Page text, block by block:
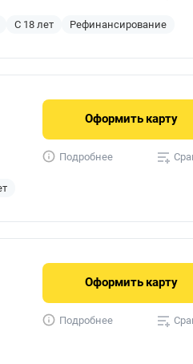
С 18 лет Рефинансирование
Оформить карту
Подробнее
Оформить карту
Подробнее